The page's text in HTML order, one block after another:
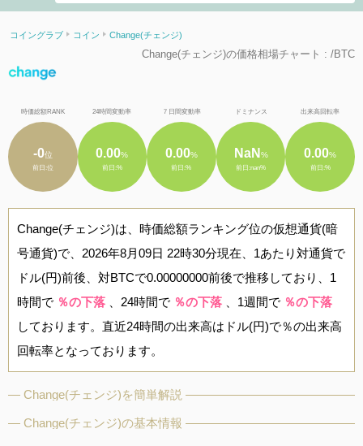
コイングラブ コイン Change(チェンジ)
Change(チェンジ)の価格相場チャート : /BTC
時価総額RANK
-0位
前日:位
24時間変動率
0.00%
前日:%
７日間変動率
0.00%
前日:%
ドミナンス
NaN %
前日:nan%
出来高回転率
0.00%
前日:%
Change(チェンジ)は、時価総額ランキング位の仮想通貨(暗
号通貨)で、2026年8月09日 22時30分現在、1あたり対通貨で
ドル(円)前後、対BTCで0.00000000前後で推移しており、1
時間で ％の下落 、24時間で ％の下落 、1週間で ％の下落
しております。直近24時間の出来高はドル(円)で％の出来高
回転率となっております。
Change(チェンジ)を簡単解説
Change(チェンジ)の基本情報